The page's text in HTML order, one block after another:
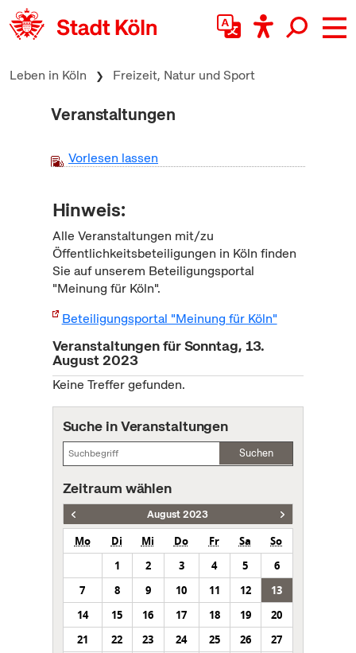
zum Inhalt springen
Leben in Köln Freizeit, Natur und Sport
Veranstaltungen
Vorlesen lassen
Hinweis:
Alle Veranstaltungen mit/zu
Öffentlichkeitsbeteiligungen in Köln finden
Sie auf unserem Beteiligungsportal
"Meinung für Köln".
Beteiligungsportal "Meinung für Köln"
Veranstaltungen für Sonntag, 13.
August 2023
Keine Treffer gefunden.
Suche in Veranstaltungen
Suchen
Zeitraum wählen
August 2023
Mo Di Mi Do Fr Sa
So
1
2 3 4 5
6
7
8 9 10 11 12
13
14
15 16 17 18 19
20
21
22 23 24 25 26
27